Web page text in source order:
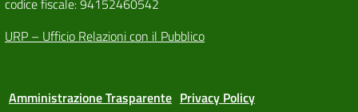
URP – Ufficio Relazioni con il Pubblico
Amministrazione Trasparente Privacy Policy